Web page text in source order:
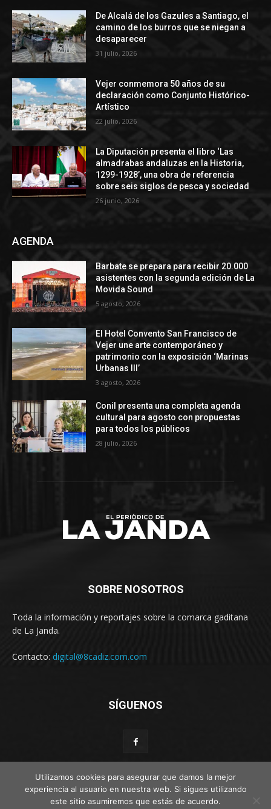
De Alcalá de los Gazules a Santiago, el
camino de los burros que se niegan a
desaparecer
31 julio, 2026
Vejer conmemora 50 años de su
declaración como Conjunto Histórico-
Artístico
22 julio, 2026
La Diputación presenta el libro ‘Las
almadrabas andaluzas en la Historia,
1299-1928’, una obra de referencia
sobre seis siglos de pesca y sociedad
26 junio, 2026
AGENDA
Barbate se prepara para recibir 20.000
asistentes con la segunda edición de La
Movida Sound
5 agosto, 2026
El Hotel Convento San Francisco de
Vejer une arte contemporáneo y
patrimonio con la exposición ‘Marinas
Urbanas III’
3 agosto, 2026
Conil presenta una completa agenda
cultural para agosto con propuestas
para todos los públicos
28 julio, 2026
SOBRE NOSOTROS
Toda la información y reportajes sobre la comarca gaditana
de La Janda.
Contacto: digital@8cadiz.com.com
SÍGUENOS
© Web por Estímulo kreativo
Utilizamos cookies para asegurar que damos la mejor
experiencia al usuario en nuestra web. Si sigues utilizando
este sitio asumiremos que estás de acuerdo.